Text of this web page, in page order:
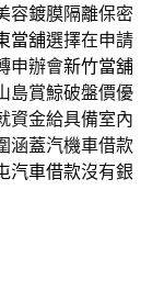
容鍍膜隔離保密
當舖選擇在申請
申辦會新竹當舖
島賞鯨破盤價優
資金給具備室內
涵蓋汽機車借款
汽車借款沒有銀